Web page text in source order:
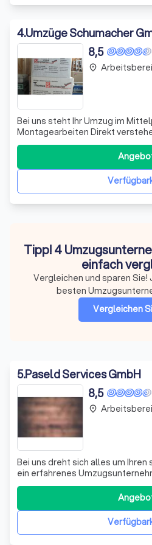
4.Umzüge Schumacher
8,5
Bei uns steht Ihr Umzug im
Montagearbeiten Direkt
lokal, national oder
darstellt. Deshalb bieten wir
Dienstleistungen, die von der
zum erfolgreichen Abschluss
place
Tipp! 4
einfach
Vergleichen und sparen
besten
Vergleichen
5.Paseld Services GmbH
8,5
Bei uns dreht sich alles um
ein erfahrenes
Ihnen nicht nur robuste
professionelle Möbelmontage,
auch um die Einrichtung von
Dienstleistungen sind darauf
place